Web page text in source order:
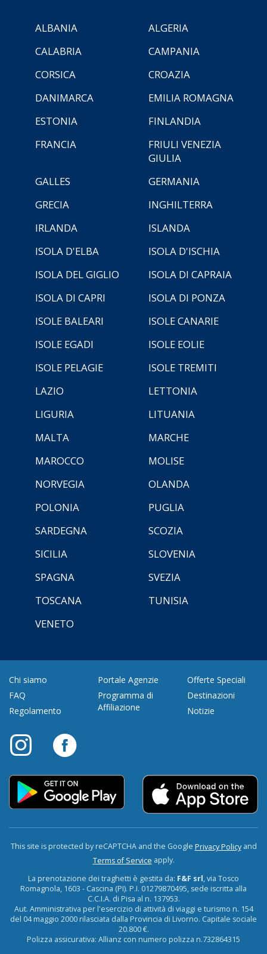
ALBANIA
ALGERIA
CALABRIA
CAMPANIA
CORSICA
CROAZIA
DANIMARCA
EMILIA ROMAGNA
ESTONIA
FINLANDIA
FRANCIA
FRIULI VENEZIA
GIULIA
GALLES
GERMANIA
GRECIA
INGHILTERRA
IRLANDA
ISLANDA
ISOLA D'ELBA
ISOLA D'ISCHIA
ISOLA DEL GIGLIO
ISOLA DI CAPRAIA
ISOLA DI CAPRI
ISOLA DI PONZA
ISOLE BALEARI
ISOLE CANARIE
ISOLE EGADI
ISOLE EOLIE
ISOLE PELAGIE
ISOLE TREMITI
LAZIO
LETTONIA
LIGURIA
LITUANIA
MALTA
MARCHE
MAROCCO
MOLISE
NORVEGIA
OLANDA
POLONIA
PUGLIA
SARDEGNA
SCOZIA
SICILIA
SLOVENIA
SPAGNA
SVEZIA
TOSCANA
TUNISIA
VENETO
Chi siamo
FAQ
Regolamento
Portale Agenzie
Programma di
Affiliazione
Offerte Speciali
Destinazioni
Notizie
This site is protected by reCAPTCHA and the Google Privacy Policyand
Terms of Service apply.
La prenotazione dei traghetti è gestita da: F&F srl, via Tosco
Romagnola, 1603 - Cascina (PI). P.I. 01279870495, sede iscritta alla
C.C.I.A. di Pisa al n. 137953.
Aut. Amministrativa per l'esercizio di attività di viaggi e turismo n. 154
del 04 maggio 2000 rilasciata dalla Provincia di Livorno. Capitale sociale
20.800 €.
Polizza assicurativa: Allianz con numero polizza n.732864315